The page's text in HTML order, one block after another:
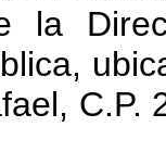
la
C.P.